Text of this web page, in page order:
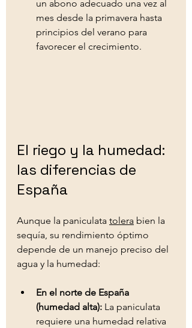
un abono adecuado una vez al
mes desde la primavera hasta
principios del verano para
favorecer el crecimiento.
El riego y la humedad:
las diferencias de
España
Aunque la paniculata tolera bien la
sequía, su rendimiento óptimo
depende de un manejo preciso del
agua y la humedad:
En el norte de España
(humedad alta): La paniculata
requiere una humedad relativa